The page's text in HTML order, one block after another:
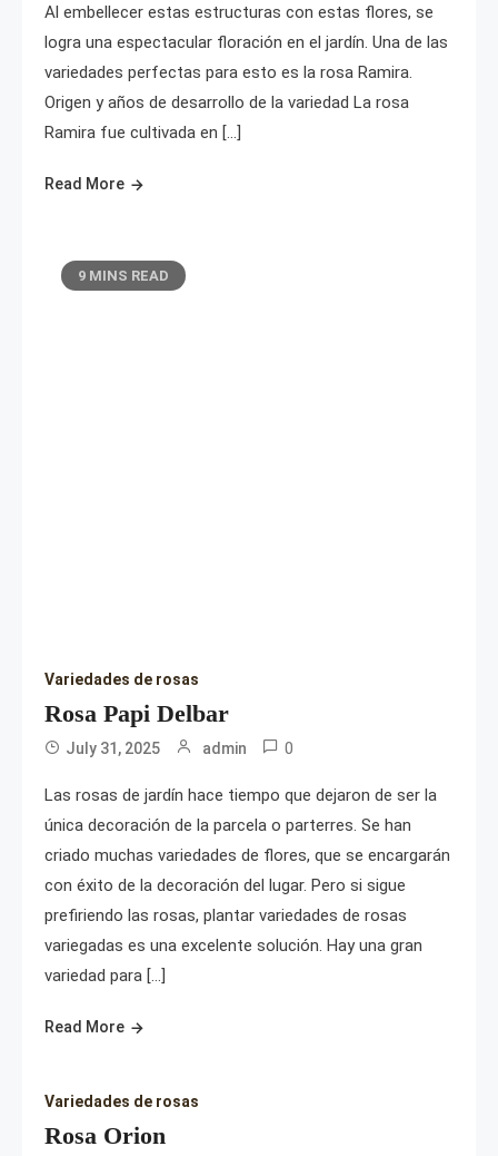
Al embellecer estas estructuras con estas flores, se
logra una espectacular floración en el jardín. Una de las
variedades perfectas para esto es la rosa Ramira.
Origen y años de desarrollo de la variedad La rosa
Ramira fue cultivada en […]
Read More
9 MINS READ
Variedades de rosas
Rosa Papi Delbar
July 31, 2025 admin 0
Las rosas de jardín hace tiempo que dejaron de ser la
única decoración de la parcela o parterres. Se han
criado muchas variedades de flores, que se encargarán
con éxito de la decoración del lugar. Pero si sigue
prefiriendo las rosas, plantar variedades de rosas
variegadas es una excelente solución. Hay una gran
variedad para […]
Read More
Variedades de rosas
Rosa Orion